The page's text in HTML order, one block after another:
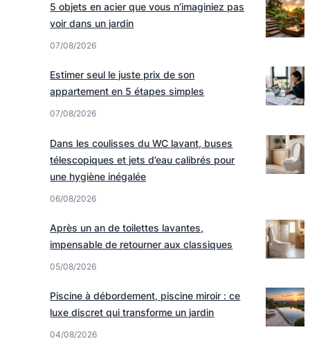
5 objets en acier que vous n’imaginiez pas
voir dans un jardin
07/08/2026
Estimer seul le juste prix de son
appartement en 5 étapes simples
07/08/2026
Dans les coulisses du WC lavant, buses
télescopiques et jets d’eau calibrés pour
une hygiène inégalée
06/08/2026
Après un an de toilettes lavantes,
impensable de retourner aux classiques
05/08/2026
Piscine à débordement, piscine miroir : ce
luxe discret qui transforme un jardin
04/08/2026